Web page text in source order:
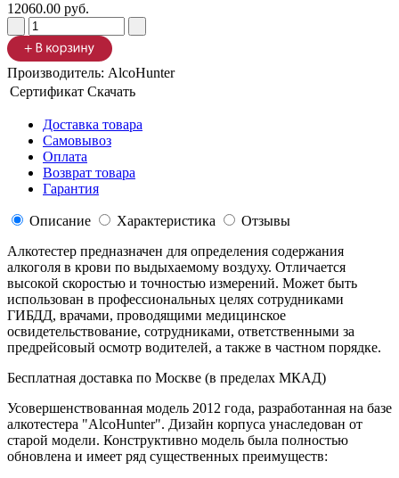
12060.00 руб.
Производитель: AlcoHunter
Сертификат Скачать
Доставка товара
Самовывоз
Оплата
Возврат товара
Гарантия
Описание Характеристика
Отзывы
Алкотестер предназначен для определения содержания
алкоголя в крови по выдыхаемому воздуху. Отличается
высокой скоростью и точностью измерений. Может быть
использован в профессиональных целях сотрудниками
ГИБДД, врачами, проводящими медицинское
освидетельствование, сотрудниками, ответственными за
предрейсовый осмотр водителей, а также в частном порядке.
Бесплатная доставка по Москве (в пределах МКАД)
Усовершенствованная модель 2012 года, разработанная на базе
алкотестера "AlcoHunter". Дизайн корпуса унаследован от
старой модели. Конструктивно модель была полностью
обновлена и имеет ряд существенных преимуществ: